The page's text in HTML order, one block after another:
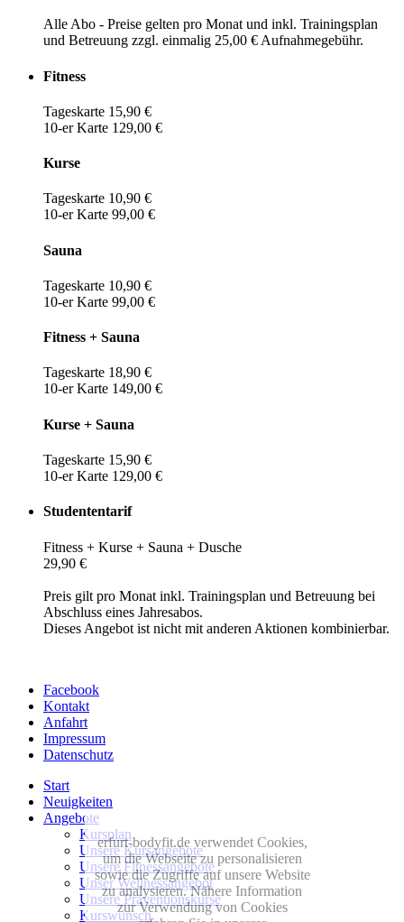
Alle Abo - Preise gelten pro Monat und inkl. Trainingsplan
und Betreuung zzgl. einmalig 25,00 € Aufnahmegebühr.
Fitness
Tageskarte 15,90 €
10-er Karte 129,00 €
Kurse
Tageskarte 10,90 €
10-er Karte 99,00 €
Sauna
Tageskarte 10,90 €
10-er Karte 99,00 €
Fitness + Sauna
Tageskarte 18,90 €
10-er Karte 149,00 €
Kurse + Sauna
Tageskarte 15,90 €
10-er Karte 129,00 €
Studententarif
Fitness + Kurse + Sauna + Dusche
29,90 €
Preis gilt pro Monat inkl. Trainingsplan und Betreuung bei
Abschluss eines Jahresabos.
Dieses Angebot ist nicht mit anderen Aktionen kombinierbar.
Facebook
Kontakt
Anfahrt
Impressum
Datenschutz
Start
Neuigkeiten
Angebote
Kursplan
Unsere Kursangebote
Unsere Fitnessangebote
Unser Wellnessangebot
Unsere Präventionskurse
Kurswunsch
erfurt-bodyfit.de verwendet Cookies,
um die Webseite zu personalisieren
sowie die Zugriffe auf unsere Website
zu analysieren. Nähere Information
zur Verwendung von Cookies